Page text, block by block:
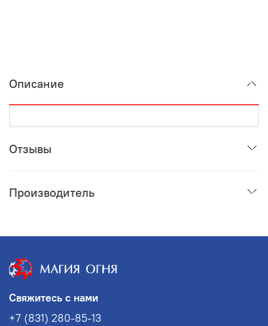
Описание
Отзывы
Производитель
Свяжитесь с нами
+7 (831) 280-85-13